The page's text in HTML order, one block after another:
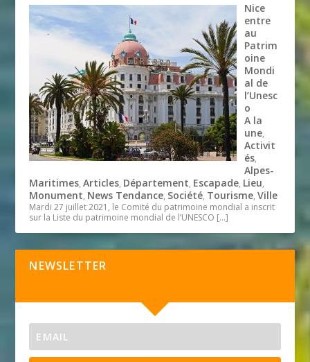
Nice
entre
au
Patrim
oine
Mondi
al de
l’Unesc
o
A la
une,
Activit
és,
Alpes-
Maritimes,Articles, Département, Escapade, Lieu,
Monument, News Tendance, Société, Tourisme,Ville
Mardi 27 juillet 2021, le Comité du patrimoine mondial a inscrit
sur la Liste du patrimoine mondial de l’UNESCO […]
NEWSLETTER